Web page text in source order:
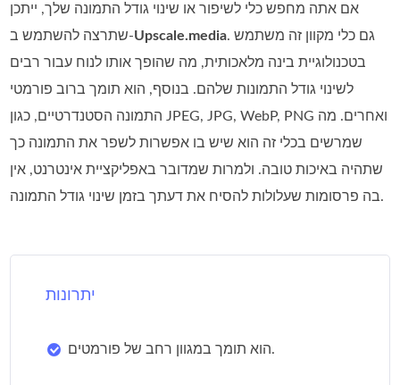
אם אתה מחפש כלי לשיפור או שינוי גודל התמונה שלך, ייתכן
שתרצה להשתמש ב‑Upscale.media. גם כלי מקוון זה משתמש
בטכנולוגיית בינה מלאכותית, מה שהופך אותו לנוח עבור רבים
לשינוי גודל התמונות שלהם. בנוסף, הוא תומך ברוב פורמטי
התמונה הסטנדרטיים, כגון JPEG,‏ JPG,‏ WebP,‏ PNG ואחרים. מה
שמרשים בכלי זה הוא שיש בו אפשרות לשפר את התמונה כך
שתהיה באיכות טובה. ולמרות שמדובר באפליקציית אינטרנט, אין
בה פרסומות שעלולות להסיח את דעתך בזמן שינוי גודל התמונה.
יתרונות
הוא תומך במגוון רחב של פורמטים.